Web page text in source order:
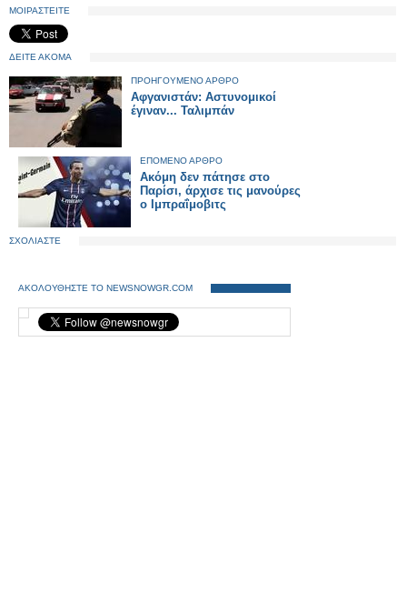
ΜΟΙΡΑΣΤΕΙΤΕ
ΔΕΙΤΕ ΑΚΟΜΑ
ΠΡΟΗΓΟΥΜΕΝΟ ΑΡΘΡΟ
Αφγανιστάν: Αστυνομικοί
έγιναν... Ταλιμπάν
ΕΠΟΜΕΝΟ ΑΡΘΡΟ
Ακόμη δεν πάτησε στο
Παρίσι, άρχισε τις μανούρες
ο Ιμπραΐμοβιτς
ΣΧΟΛΙΑΣΤΕ
ΑΚΟΛΟΥΘΗΣΤΕ ΤΟ NEWSNOWGR.COM